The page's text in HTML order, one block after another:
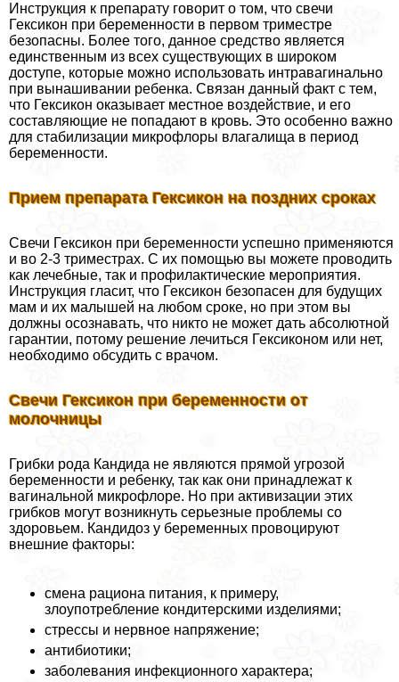
Инструкция к препарату говорит о том, что свечи
Гексикон при беременности в первом триместре
безопасны. Более того, данное средство является
единственным из всех существующих в широком
доступе, которые можно использовать интравaгинально
при вынашивании ребенка. Связан данный факт с тем,
что Гексикон оказывает местное воздействие, и его
составляющие не попадают в кровь. Это особенно важно
для стабилизации микрофлоры влагалища в период
беременности.
Прием препарата Гексикон на поздних сроках
Свечи Гексикон при беременности успешно применяются
и во 2-3 триместрах. С их помощью вы можете проводить
как лечебные, так и профилактические мероприятия.
Инструкция гласит, что Гексикон безопасен для будущих
мам и их малышей на любом сроке, но при этом вы
должны осознавать, что никто не может дать абсолютной
гарантии, потому решение лечиться Гексиконом или нет,
необходимо обсудить с врачом.
Свечи Гексикон при беременности от
молочницы
Грибки рода Кандида не являются прямой угрозой
беременности и ребенку, так как они принадлежат к
вaгинальной микрофлоре. Но при активизации этих
грибков могут возникнуть серьезные проблемы со
здоровьем. Кандидоз у беременных провоцируют
внешние факторы:
смена рациона питания, к примеру,
злоупотрeбление кондитерскими изделиями;
стрессы и нервное напряжение;
антибиотики;
заболевания инфекционного хаpaктера;